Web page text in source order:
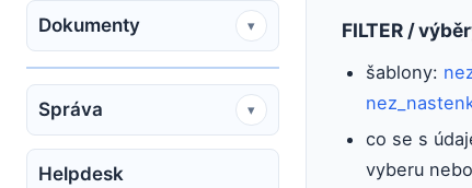
Dokumenty ▾
Správa ▾
Helpdesk
FILTER /
šablony:
co se s
vyberu